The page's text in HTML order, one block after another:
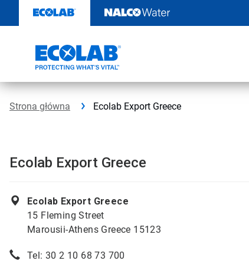
zawartości
Strona główna Ecolab Export Greece
Ecolab Export Greece
Ecolab Export Greece
15 Fleming Street
Marousii-Athens Greece 15123
Tel: 30 2 10 68 73 700